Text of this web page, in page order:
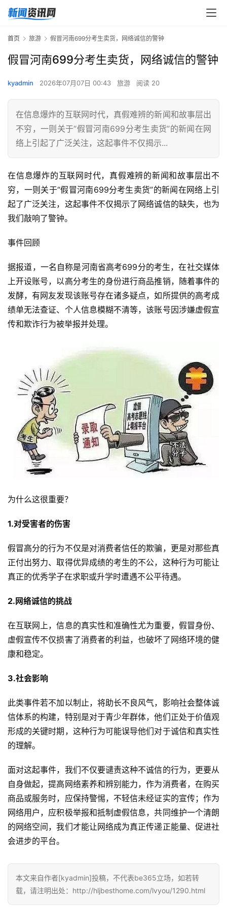
首页 旅游 假冒河南699分考生卖货，网络诚信的警钟
假冒河南699分考生卖货，网络诚信的警钟
kyadmin 2026年07月07日 00:43 旅游 阅读 20
在信息爆炸的互联网时代，真假难辨的新闻和故事层出
不穷，一则关于“假冒河南699分考生卖货”的新闻在网
络上引起了广泛关注，这起事件不仅揭示...
在信息爆炸的互联网时代，真假难辨的新闻和故事层出不
穷，一则关于“假冒河南699分考生卖货”的新闻在网络上引
起了广泛关注，这起事件不仅揭示了网络诚信的缺失，也为
我们敲响了警钟。
事件回顾
据报道，一名自称是河南省高考699分的考生，在社交媒体
上开设账号，以高分考生的身份进行商品推销，随着事件的
发酵，有网友发现该账号存在诸多疑点，如所提供的高考成
绩单无法查证、个人信息模糊不清等，该账号因涉嫌虚假宣
传和欺诈行为被举报并处理。
为什么这很重要？
1.对受害者的伤害
假冒高分的行为不仅是对消费者信任的欺骗，更是对那些真
正付出努力、取得优异成绩的考生的不公，这种行为可能让
真正的优秀学子在求职或升学时遭遇不公平待遇。
2. 网络诚信的挑战
在互联网上，信息的真实性和准确性尤为重要，假冒身份、
虚假宣传不仅损害了消费者的利益，也破坏了网络环境的健
康和稳定。
3.社会影响
此类事件若不加以制止，将助长不良风气，影响社会整体诚
信体系的构建，特别是对于青少年群体，他们正处于价值观
形成的关键时期，这种行为可能误导他们对于诚信和真实性
的理解。
面对这起事件，我们不仅要谴责这种不诚信的行为，更要从
自身做起，提高网络素养和辨别能力，作为消费者，在购买
商品或服务时，应保持警惕，不轻信未经证实的宣传；作为
网络用户，应积极举报和抵制虚假信息，共同维护一个清朗
的网络空间，我们才能让网络成为真正传递正能量、促进社
会进步的平台。
本文来自作者[kyadmin]投稿，不代表be365立场，如若转
载，请注明出处：http://hljbesthome.com/lvyou/1290.html